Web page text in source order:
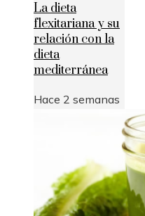
La dieta
flexitariana y su
relación con la
dieta
mediterránea
Hace 2 semanas